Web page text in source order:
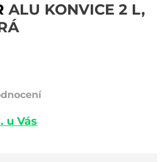
ALU KONVICE 2 L,
u Vás